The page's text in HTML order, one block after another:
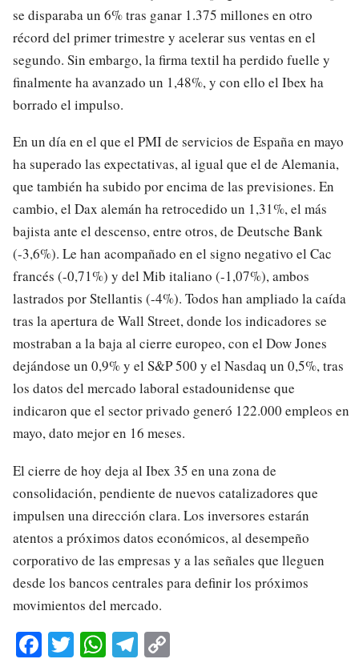
se disparaba un 6% tras ganar 1.375 millones en otro
récord del primer trimestre y acelerar sus ventas en el
segundo. Sin embargo, la firma textil ha perdido fuelle y
finalmente ha avanzado un 1,48%, y con ello el Ibex ha
borrado el impulso.
En un día en el que el PMI de servicios de España en mayo
ha superado las expectativas, al igual que el de Alemania,
que también ha subido por encima de las previsiones. En
cambio, el Dax alemán ha retrocedido un 1,31%, el más
bajista ante el descenso, entre otros, de Deutsche Bank
(-3,6%). Le han acompañado en el signo negativo el Cac
francés (-0,71%) y del Mib italiano (-1,07%), ambos
lastrados por Stellantis (-4%). Todos han ampliado la caída
tras la apertura de Wall Street, donde los indicadores se
mostraban a la baja al cierre europeo, con el Dow Jones
dejándose un 0,9% y el S&P 500 y el Nasdaq un 0,5%, tras
los datos del mercado laboral estadounidense que
indicaron que el sector privado generó 122.000 empleos en
mayo, dato mejor en 16 meses.
El cierre de hoy deja al Ibex 35 en una zona de
consolidación, pendiente de nuevos catalizadores que
impulsen una dirección clara. Los inversores estarán
atentos a próximos datos económicos, al desempeño
corporativo de las empresas y a las señales que lleguen
desde los bancos centrales para definir los próximos
movimientos del mercado.
Fa T W Te